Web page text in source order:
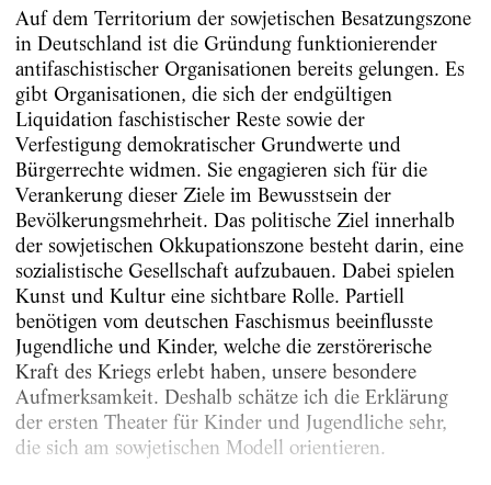
Auf dem Territorium der sowjetischen Besatzungszone
in Deutschland ist die Gründung funktionierender
antifaschistischer Organisationen bereits gelungen. Es
gibt Organisationen, die sich der endgültigen
Liquidation faschistischer Reste sowie der
Verfestigung demokratischer Grundwerte und
Bürgerrechte widmen. Sie engagieren sich für die
Verankerung dieser Ziele im Bewusstsein der
Bevölkerungsmehrheit. Das politische Ziel innerhalb
der sowjetischen Okkupationszone besteht darin, eine
sozialistische Gesellschaft aufzubauen. Dabei spielen
Kunst und Kultur eine sichtbare Rolle. Partiell
benötigen vom deutschen Faschismus beeinflusste
Jugendliche und Kinder, welche die zerstörerische
Kraft des Kriegs erlebt haben, unsere besondere
Aufmerksamkeit. Deshalb schätze ich die Erklärung
der ersten Theater für Kinder und Jugendliche sehr,
die sich am sowjetischen Modell orientieren.